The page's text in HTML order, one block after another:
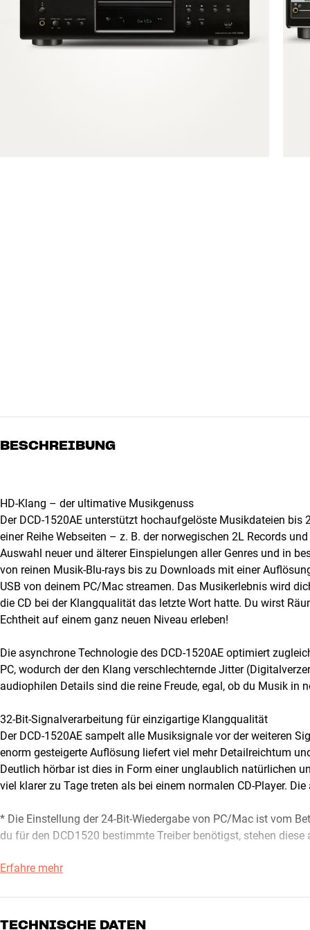
BESCHREIBUNG
HD-Klang – der ultimative Musikgenuss
Der DCD-1520AE unterstützt hochaufgelöste Musikdateien
einer Reihe Webseiten – z. B. der norwegischen 2L Records
Auswahl neuer und älterer Einspielungen aller Genres und in
von reinen Musik-Blu-rays bis zu Downloads mit einer
USB von deinem PC/Mac streamen. Das Musikerlebnis wird
die CD bei der Klangqualität das letzte Wort hatte. Du wirst
Echtheit auf einem ganz neuen Niveau erleben!
Die asynchrone Technologie des DCD-1520AE optimiert
PC, wodurch der den Klang verschlechternde Jitter
audiophilen Details sind die reine Freude, egal, ob du Musik in
32-Bit-Signalverarbeitung für einzigartige Klangqualität
Der DCD-1520AE sampelt alle Musiksignale vor der weiteren
enorm gesteigerte Auflösung liefert viel mehr Detailreichtum
Deutlich hörbar ist dies in Form einer unglaublich natürlichen
viel klarer zu Tage treten als bei einem normalen CD-Player.
* Die Einstellung der 24-Bit-Wiedergabe von PC/Mac ist vom
du für den DCD1520 bestimmte Treiber benötigst, stehen
Mehr von Denon
Erfahre mehr
TECHNISCHE DATEN